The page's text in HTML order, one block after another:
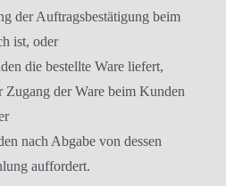
der Auftragsbestätigung beim
ist, oder
die bestellte Ware liefert,
der Ware beim Kunden
nach Abgabe von dessen
auffordert.